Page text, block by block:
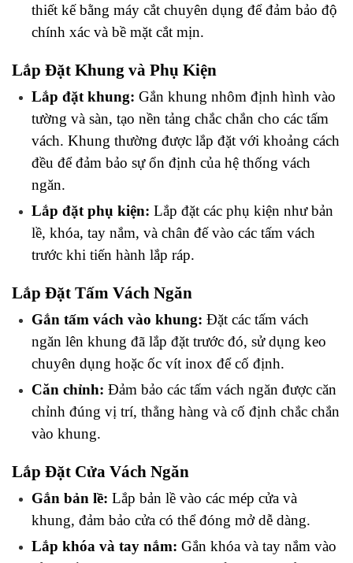
thiết kế bằng máy cắt chuyên dụng để đảm bảo độ
chính xác và bề mặt cắt mịn.
Lắp Đặt Khung và Phụ Kiện
Lắp đặt khung: Gắn khung nhôm định hình vào
tường và sàn, tạo nền tảng chắc chắn cho các tấm
vách. Khung thường được lắp đặt với khoảng cách
đều để đảm bảo sự ổn định của hệ thống vách
ngăn.
Lắp đặt phụ kiện: Lắp đặt các phụ kiện như bản
lề, khóa, tay nắm, và chân đế vào các tấm vách
trước khi tiến hành lắp ráp.
Lắp Đặt Tấm Vách Ngăn
Gắn tấm vách vào khung: Đặt các tấm vách
ngăn lên khung đã lắp đặt trước đó, sử dụng keo
chuyên dụng hoặc ốc vít inox để cố định.
Căn chỉnh: Đảm bảo các tấm vách ngăn được căn
chỉnh đúng vị trí, thẳng hàng và cố định chắc chắn
vào khung.
Lắp Đặt Cửa Vách Ngăn
Gắn bản lề: Lắp bản lề vào các mép cửa và
khung, đảm bảo cửa có thể đóng mở dễ dàng.
Lắp khóa và tay nắm: Gắn khóa và tay nắm vào